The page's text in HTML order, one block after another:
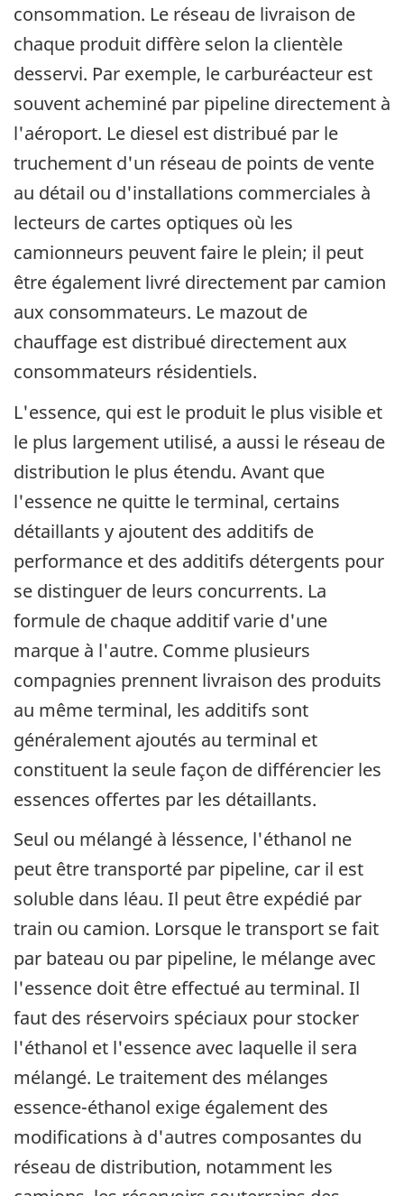
consommation. Le réseau de livraison de
chaque produit diffère selon la clientèle
desservi. Par exemple, le carburéacteur est
souvent acheminé par pipeline directement à
l'aéroport. Le diesel est distribué par le
truchement d'un réseau de points de vente
au détail ou d'installations commerciales à
lecteurs de cartes optiques où les
camionneurs peuvent faire le plein; il peut
être également livré directement par camion
aux consommateurs. Le mazout de
chauffage est distribué directement aux
consommateurs résidentiels.
L'essence, qui est le produit le plus visible et
le plus largement utilisé, a aussi le réseau de
distribution le plus étendu. Avant que
l'essence ne quitte le terminal, certains
détaillants y ajoutent des additifs de
performance et des additifs détergents pour
se distinguer de leurs concurrents. La
formule de chaque additif varie d'une
marque à l'autre. Comme plusieurs
compagnies prennent livraison des produits
au même terminal, les additifs sont
généralement ajoutés au terminal et
constituent la seule façon de différencier les
essences offertes par les détaillants.
Seul ou mélangé à l´essence, l'éthanol ne
peut être transporté par pipeline, car il est
soluble dans l´eau. Il peut être expédié par
train ou camion. Lorsque le transport se fait
par bateau ou par pipeline, le mélange avec
l'essence doit être effectué au terminal. Il
faut des réservoirs spéciaux pour stocker
l'éthanol et l'essence avec laquelle il sera
mélangé. Le traitement des mélanges
essence-éthanol exige également des
modifications à d'autres composantes du
réseau de distribution, notamment les